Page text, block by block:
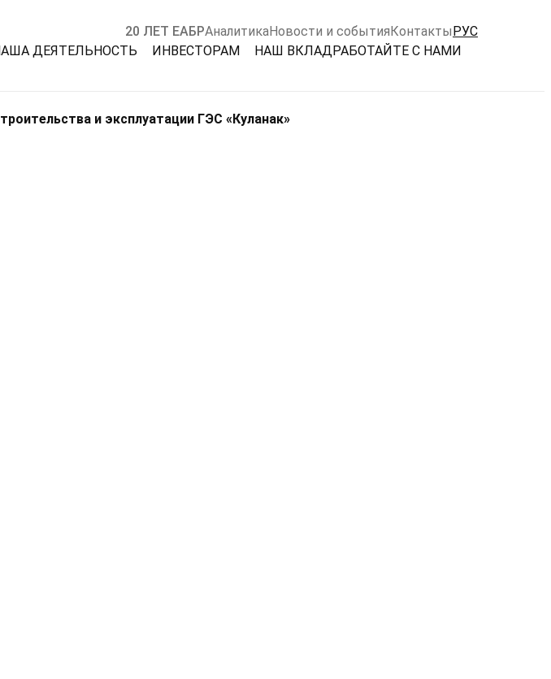
20 ЛЕТ ЕАБРАналитикаНовости и событияКонтактыРУС
ДЕЯТЕЛЬНОСТЬ ИНВЕСТОРАМ НАШ ВКЛАДРАБОТАЙТЕ С НАМИ
и эксплуатации ГЭС «Куланак»